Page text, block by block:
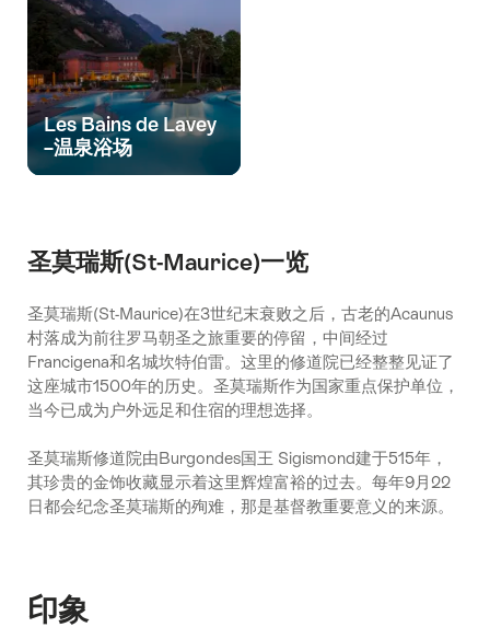
Les Bains de Lavey
–温泉浴场
圣莫瑞斯(St-Maurice)一览
圣莫瑞斯(St-Maurice)在3世纪末衰败之后，古老的Acaunus
村落成为前往罗马朝圣之旅重要的停留，中间经过
Francigena和名城坎特伯雷。这里的修道院已经整整见证了
这座城市1500年的历史。圣莫瑞斯作为国家重点保护单位，
当今已成为户外远足和住宿的理想选择。
圣莫瑞斯修道院由Burgondes国王 Sigismond建于515年，
其珍贵的金饰收藏显示着这里辉煌富裕的过去。每年9月22
日都会纪念圣莫瑞斯的殉难，那是基督教重要意义的来源。
印象